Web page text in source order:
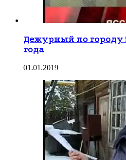
Дежурный по городу
года
01.01.2019